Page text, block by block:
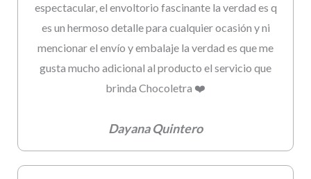
espectacular, el envoltorio fascinante la verdad es q
es un hermoso detalle para cualquier ocasión y ni
mencionar el envío y embalaje la verdad es que me
gusta mucho adicional al producto el servicio que
brinda Chocoletra ❤️
Dayana Quintero